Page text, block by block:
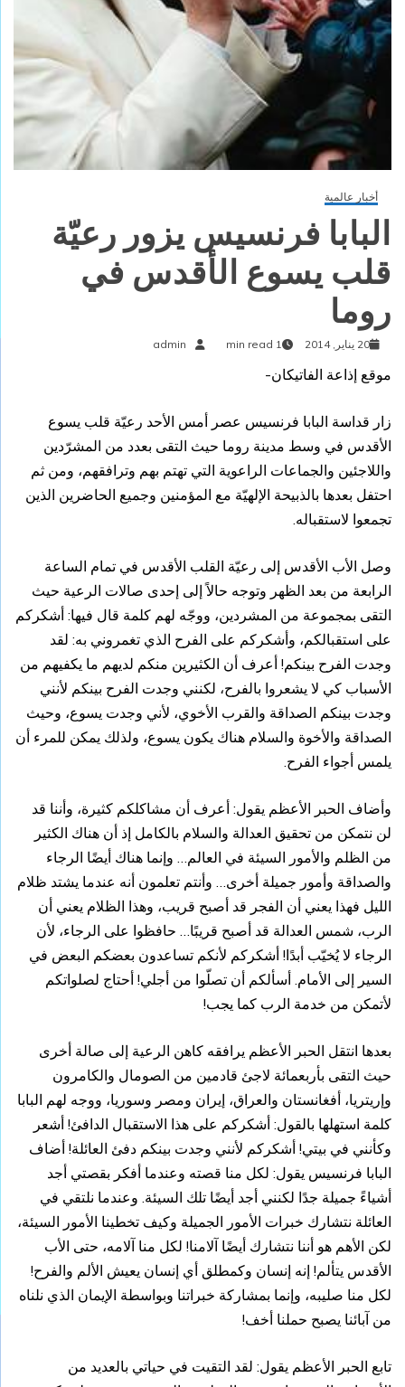
أخبار عالمية
البابا فرنسيس يزور رعيّة
قلب يسوع الأقدس في
روما
20 يناير, 2014 1 min read
admin
موقع إذاعة الفاتيكان-
زار قداسة البابا فرنسيس عصر أمس الأحد رعيّة قلب يسوع
الأقدس في وسط مدينة روما حيث التقى بعدد من المشرّدين
واللاجئين والجماعات الراعوية التي تهتم بهم وترافقهم، ومن ثم
احتفل بعدها بالذبيحة الإلهيّة مع المؤمنين وجميع الحاضرين الذين
تجمعوا لاستقباله.
وصل الأب الأقدس إلى رعيّة القلب الأقدس في تمام الساعة
الرابعة من بعد الظهر وتوجه حالاً إلى إحدى صالات الرعية حيث
التقى بمجموعة من المشردين، ووجّه لهم كلمة قال فيها: أشكركم
على استقبالكم، وأشكركم على الفرح الذي تغمروني به: لقد
وجدت الفرح بينكم! أعرف أن الكثيرين منكم لديهم ما يكفيهم من
الأسباب كي لا يشعروا بالفرح، لكنني وجدت الفرح بينكم لأنني
وجدت بينكم الصداقة والقرب الأخوي، لأني وجدت يسوع، وحيث
الصداقة والأخوة والسلام هناك يكون يسوع، ولذلك يمكن للمرء أن
يلمس أجواء الفرح.
وأضاف الحبر الأعظم يقول: أعرف أن مشاكلكم كثيرة، وأننا قد
لن نتمكن من تحقيق العدالة والسلام بالكامل إذ أن هناك الكثير
من الظلم والأمور السيئة في العالم… وإنما هناك أيضًا الرجاء
والصداقة وأمور جميلة أخرى… وأنتم تعلمون أنه عندما يشتد ظلام
الليل فهذا يعني أن الفجر قد أصبح قريب، وهذا الظلام يعني أن
الرب، شمس العدالة قد أصبح قريبًا… حافظوا على الرجاء، لأن
الرجاء لا يُخيّب أبدًا! أشكركم لأنكم تساعدون بعضكم البعض في
السير إلى الأمام. أسألكم أن تصلّوا من أجلي! أحتاج لصلواتكم
لأتمكن من خدمة الرب كما يجب!
بعدها انتقل الحبر الأعظم يرافقه كاهن الرعية إلى صالة أخرى
حيث التقى بأربعمائة لاجئ قادمين من الصومال والكامرون
وإريتريا، أفغانستان والعراق، إيران ومصر وسوريا، ووجه لهم البابا
كلمة استهلها بالقول: أشكركم على هذا الاستقبال الدافئ! أشعر
وكأنني في بيتي! أشكركم لأنني وجدت بينكم دفئ العائلة! أضاف
البابا فرنسيس يقول: لكل منا قصته وعندما أفكر بقصتي أجد
أشياءً جميلة جدًا لكنني أجد أيضًا تلك السيئة. وعندما نلتقي في
العائلة نتشارك خبرات الأمور الجميلة وكيف تخطينا الأمور السيئة،
لكن الأهم هو أننا نتشارك أيضًا آلامنا! لكل منا آلامه، حتى الأب
الأقدس يتألم! إنه إنسان وكمطلق أي إنسان يعيش الألم والفرح!
لكل منا صليبه، وإنما بمشاركة خبراتنا وبواسطة الإيمان الذي نلناه
من آبائنا يصبح حملنا أخف!
تابع الحبر الأعظم يقول: لقد التقيت في حياتي بالعديد من